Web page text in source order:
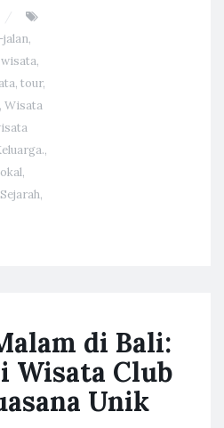
jalan,
,
, tour,
, Wisata
,
,
,
di Bali:
Wisata Club
Unik